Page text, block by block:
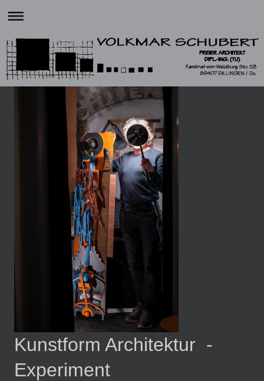
Kunstform Architektur -
Experiment